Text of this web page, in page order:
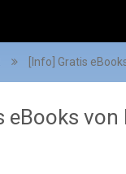
[Info] Gratis
eBooks von